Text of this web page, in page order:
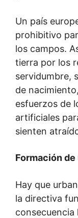
Un país
prohibitivo
los campos.
tierra por los
servidumbre,
de
esfuerzos de
artificiales
sienten
Formación
Hay que
la directiva